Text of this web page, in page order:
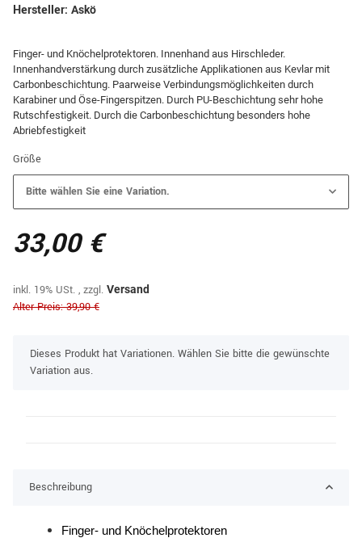
Hersteller: Askö
Finger- und Knöchelprotektoren. Innenhand aus Hirschleder.
Innenhandverstärkung durch zusätzliche Applikationen aus Kevlar mit
Carbonbeschichtung. Paarweise Verbindungsmöglichkeiten durch
Karabiner und Öse-Fingerspitzen. Durch PU-Beschichtung sehr hohe
Rutschfestigkeit. Durch die Carbonbeschichtung besonders hohe
Abriebfestigkeit
Größe
Bitte wählen Sie eine Variation.
33,00 €
inkl. 19% USt. , zzgl. Versand
Alter Preis: 39,90 €
xDieses Produkt hat Variationen. Wählen Sie bitte die gewünschte
Variation aus.
Beschreibung
Finger- und Knöchelprotektoren